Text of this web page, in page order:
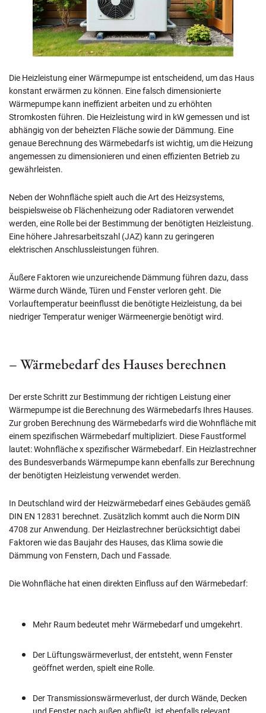
Die Heizleistung einer Wärmepumpe ist entscheidend, um das Haus
konstant erwärmen zu können. Eine falsch dimensionierte
Wärmepumpe kann ineffizient arbeiten und zu erhöhten
Stromkosten führen. Die Heizleistung wird in kW gemessen und ist
abhängig von der beheizten Fläche sowie der Dämmung. Eine
genaue Berechnung des Wärmebedarfs ist wichtig, um die Heizung
angemessen zu dimensionieren und einen effizienten Betrieb zu
gewährleisten.
Neben der Wohnfläche spielt auch die Art des Heizsystems,
beispielsweise ob Flächenheizung oder Radiatoren verwendet
werden, eine Rolle bei der Bestimmung der benötigten Heizleistung.
Eine höhere Jahresarbeitszahl (JAZ) kann zu geringeren
elektrischen Anschlussleistungen führen.
Äußere Faktoren wie unzureichende Dämmung führen dazu, dass
Wärme durch Wände, Türen und Fenster verloren geht. Die
Vorlauftemperatur beeinflusst die benötigte Heizleistung, da bei
niedriger Temperatur weniger Wärmeenergie benötigt wird.
– Wärmebedarf des Hauses berechnen
Der erste Schritt zur Bestimmung der richtigen Leistung einer
Wärmepumpe ist die Berechnung des Wärmebedarfs Ihres Hauses.
Zur groben Berechnung des Wärmebedarfs wird die Wohnfläche mit
einem spezifischen Wärmebedarf multipliziert. Diese Faustformel
lautet: Wohnfläche x spezifischer Wärmebedarf. Ein Heizlastrechner
des Bundesverbands Wärmepumpe kann ebenfalls zur Berechnung
der benötigten Heizleistung verwendet werden.
In Deutschland wird der Heizwärmebedarf eines Gebäudes gemäß
DIN EN 12831 berechnet. Zusätzlich kommt auch die Norm DIN
4708 zur Anwendung. Der Heizlastrechner berücksichtigt dabei
Faktoren wie das Baujahr des Hauses, das Klima sowie die
Dämmung von Fenstern, Dach und Fassade.
Die Wohnfläche hat einen direkten Einfluss auf den Wärmebedarf:
Mehr Raum bedeutet mehr Wärmebedarf und umgekehrt.
Der Lüftungswärmeverlust, der entsteht, wenn Fenster
geöffnet werden, spielt eine Rolle.
Der Transmissionswärmeverlust, der durch Wände, Decken